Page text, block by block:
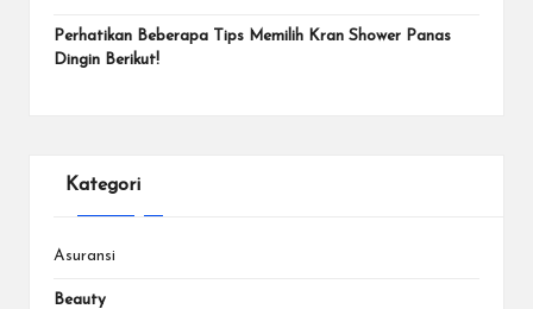
Perhatikan Beberapa Tips Memilih Kran Shower Panas
Dingin Berikut!
Kategori
Asuransi
Beauty